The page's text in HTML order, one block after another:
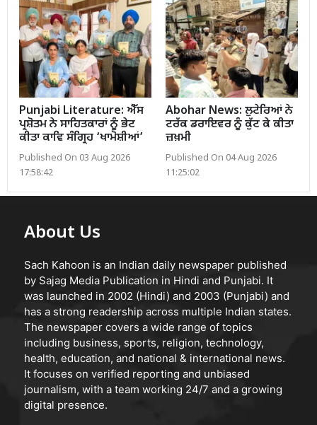
Punjabi Literature: ਐੱਸ
ਪ੍ਰਸ਼ੋਤਮ ਨੇ ਸਾਹਿਤਕਾਰਾਂ ਨੂੰ ਭੇਟ
ਕੀਤਾ ਕਾਵਿ ਸੰਗ੍ਰਿਹ ‘ਖਾਮੋਸ਼ੀਆਂ’
Published On 03 Aug 2026
17:58:42
Abohar News: ਲੁਟੇਰਿਆਂ ਨੇ
ਟਰੱਕ ਡਰਾਇਵਰ ਨੂੰ ਕੁੱਟ ਕੇ ਕੀਤਾ
ਜ਼ਖ਼ਮੀ
Published On 04 Aug 2026
11:25:02
About Us
Sach Kahoon is an Indian daily newspaper published
by Sajag Media Publication in Hindi and Punjabi. It
was launched in 2002 (Hindi) and 2003 (Punjabi) and
has a strong readership across multiple Indian states.
The newspaper covers a wide range of topics
including business, sports, religion, technology,
health, education, and national & international news.
It focuses on verified reporting and unbiased
journalism, with a team working 24/7 and a growing
digital presence.